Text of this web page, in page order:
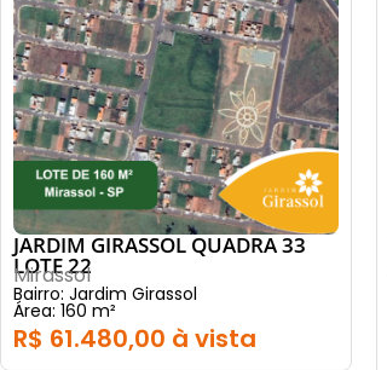
JARDIM GIRASSOL QUADRA 33
LOTE 22
Mirassol
Bairro: Jardim Girassol
Área: 160 m²
R$ 61.480,00 à vista